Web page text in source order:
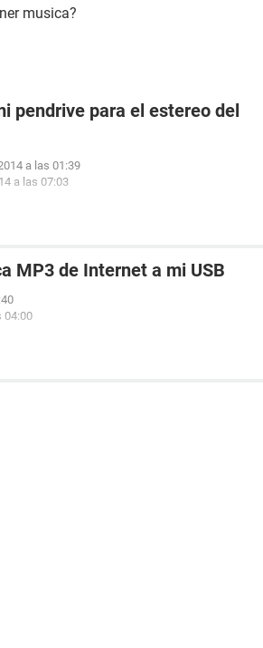
musica?
pendrive para el estereo del
a las 01:39
a las 07:03
MP3 de Internet a mi USB
04:00